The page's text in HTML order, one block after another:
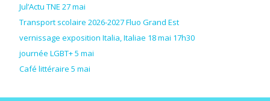
Jul’Actu TNE 27 mai
Transport scolaire 2026-2027 Fluo Grand Est
vernissage exposition Italia, Italiae 18 mai 17h30
journée LGBT+ 5 mai
Café littéraire 5 mai